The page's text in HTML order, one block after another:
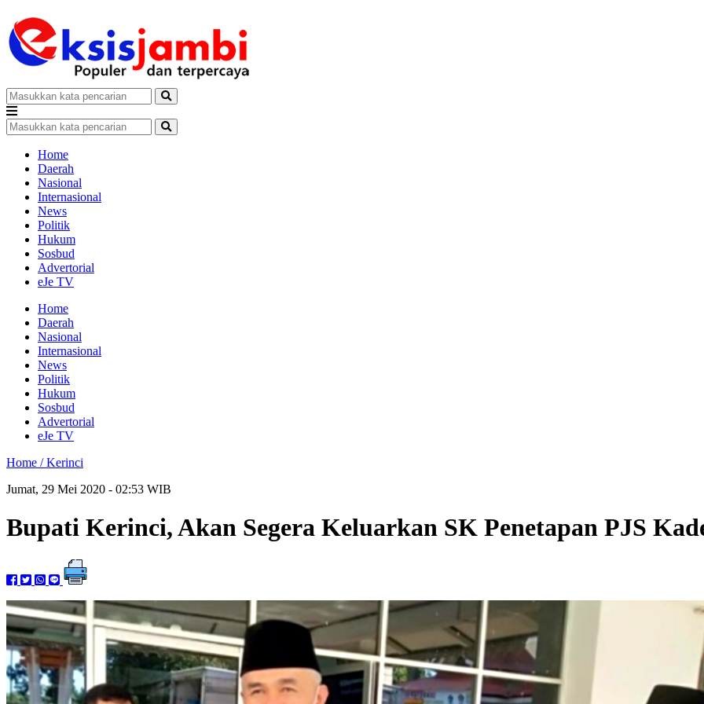
Home
Daerah
Nasional
Internasional
News
Politik
Hukum
Sosbud
Advertorial
eJe TV
Home
Daerah
Nasional
Internasional
News
Politik
Hukum
Sosbud
Advertorial
eJe TV
Home /Kerinci
Jumat, 29 Mei 2020 - 02:53 WIB
Bupati Kerinci, Akan Segera Keluarkan SK Penetapan PJS